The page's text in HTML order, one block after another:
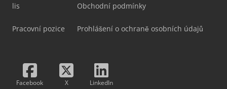
lis
Pracovní pozice
Obchodní podmínky
Prohlášení o ochraně osobních údajů
Facebook X LinkedIn